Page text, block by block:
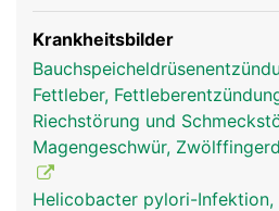
aufgenommen und gelangen
die Leber, dem wichtigsten
Körper, wo sie gespeichert
werden. Unverdauliche
werden als Stuhl aus dem
Der Darminhalt wird dabei
wellenförmige
durch den Verdauungstrakt
Krankheitsbilder
Fettleber,
Riechstörung und
Magengeschwür,
Helicobacter pylori-